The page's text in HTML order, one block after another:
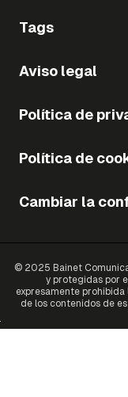
Tags
Aviso legal
Política de
Política de
Cambiar la
© 2025 Bainet
y protegidas por
expresamente
de los contenidos de